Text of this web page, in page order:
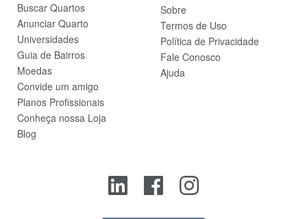
Buscar Quartos
Anunciar Quarto
Universidades
Guia de Bairros
Moedas
Convide um amigo
Planos Profissionais
Conheça nossa Loja
Blog
Sobre
Termos de Uso
Política de Privacidade
Fale Conosco
Ajuda